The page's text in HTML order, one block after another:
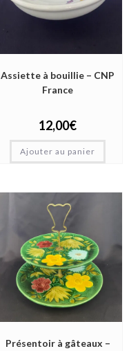
Assiette à bouillie – CNP
France
12,00€
Ajouter au panier
Présentoir à gâteaux –